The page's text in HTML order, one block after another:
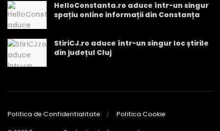
HelloConstanta.ro aduce într-un singur
spațiu online informații din Constanța
StiriCJ.ro aduce într-un singur loc știrile
din județul Cluj
Politica de Confidentialitate Politica Cookie